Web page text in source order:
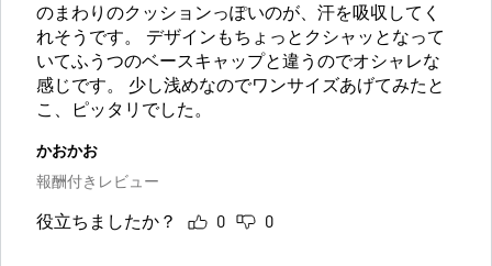
のまわりのクッションっぽいのが、汗を吸収してく
れそうです。 デザインもちょっとクシャッとなって
いてふうつのベースキャップと違うのでオシャレな
感じです。 少し浅めなのでワンサイズあげてみたと
こ、ピッタリでした。
かおかお
報酬付きレビュー
役立ちましたか？ 0 0